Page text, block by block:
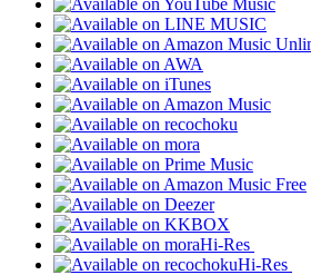
Hi-Res
Hi-Res